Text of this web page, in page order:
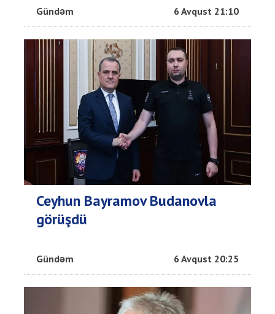
Gündəm 6 Avqust 21:10
Ceyhun Bayramov Budanovla
görüşdü
Gündəm 6 Avqust 20:25